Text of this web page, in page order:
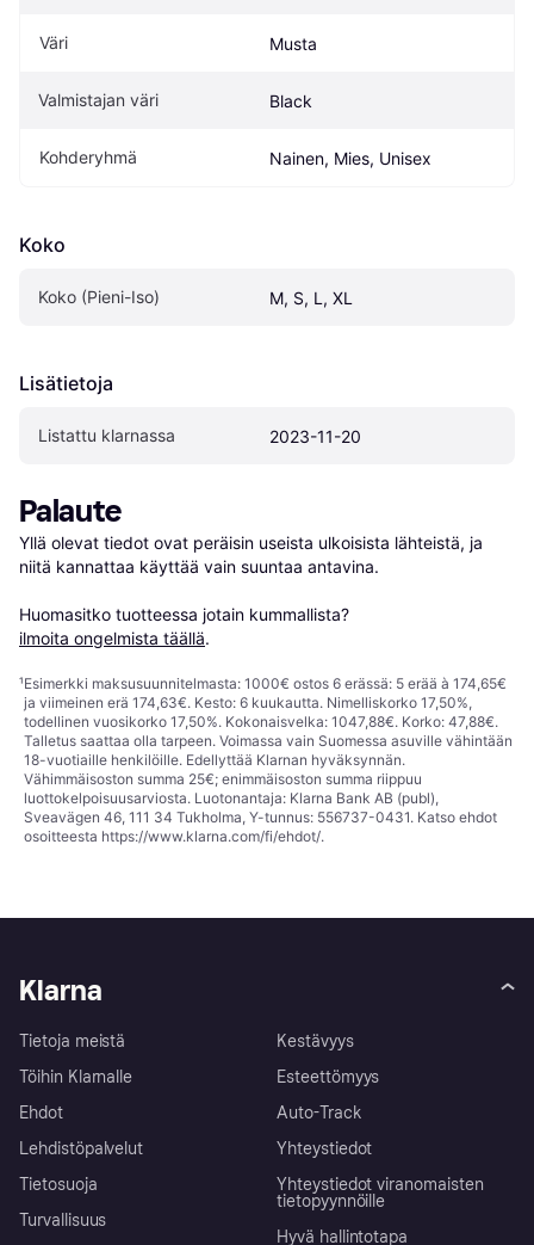
Väri Musta
Valmistajan väri Black
Kohderyhmä Nainen, Mies, Unisex
Koko
Koko (Pieni-Iso) M, S, L, XL
Lisätietoja
Listattu klarnassa 2023-11-20
Palaute
Yllä olevat tiedot ovat peräisin useista ulkoisista lähteistä, ja
niitä kannattaa käyttää vain suuntaa antavina.
Huomasitko tuotteessa jotain kummallista?
ilmoita ongelmista täällä.
¹Esimerkki maksusuunnitelmasta: 1000€ ostos 6 erässä: 5 erää à 174,65€
ja viimeinen erä 174,63€. Kesto: 6 kuukautta. Nimelliskorko 17,50%,
todellinen vuosikorko 17,50%. Kokonaisvelka: 1047,88€. Korko: 47,88€.
Talletus saattaa olla tarpeen. Voimassa vain Suomessa asuville vähintään
18-vuotiaille henkilöille. Edellyttää Klarnan hyväksynnän.
Vähimmäisoston summa 25€; enimmäisoston summa riippuu
luottokelpoisuusarviosta. Luotonantaja: Klarna Bank AB (publ),
Sveavägen 46, 111 34 Tukholma, Y-tunnus: 556737-0431. Katso ehdot
osoitteesta https://www.klarna.com/fi/ehdot/.
Klarna
Tietoja meistä
Töihin Klarnalle
Ehdot
Lehdistöpalvelut
Tietosuoja
Turvallisuus
Kestävyys
Esteettömyys
Auto-Track
Yhteystiedot
Yhteystiedot viranomaisten
tietopyynnöille
Hyvä hallintotapa